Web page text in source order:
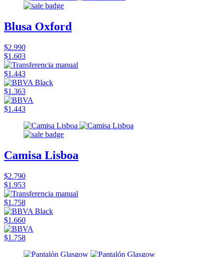
Blusa Oxford
$2.990
$1.603
$1.443
$1.363
$1.443
Camisa Lisboa
$2.790
$1.953
$1.758
$1.660
$1.758